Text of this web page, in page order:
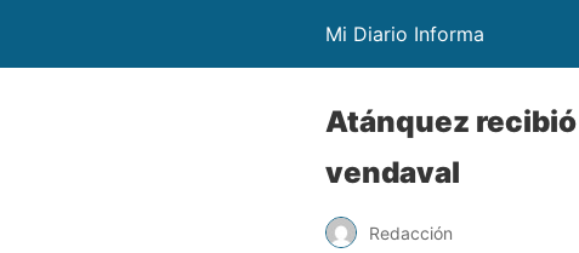
Mi Diario Informa
Atánquez
vendaval
Redacción